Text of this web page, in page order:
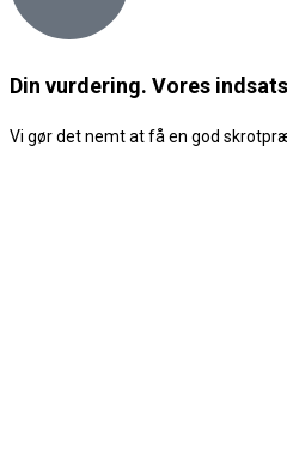
Din vurdering. Vores
Vi gør det nemt at få en god